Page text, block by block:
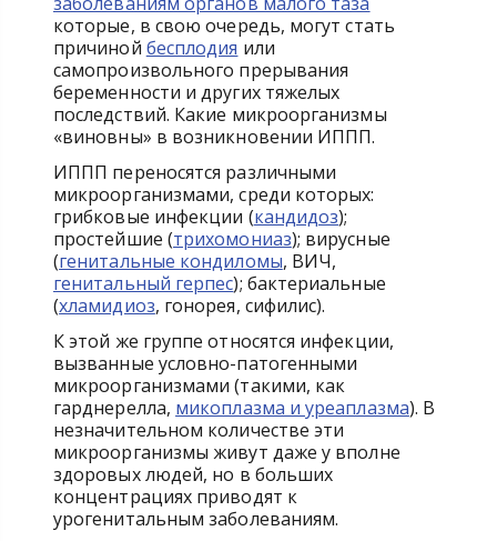
которые, в свою очередь, могут стать
причиной бесплодия или
самопроизвольного прерывания
беременности и других тяжелых
последствий. Какие микроорганизмы
«виновны» в возникновении ИППП.
ИППП переносятся различными
микроорганизмами, среди которых:
грибковые инфекции (кандидоз);
простейшие (трихомониаз); вирусные
(генитальные кондиломы, ВИЧ,
генитальный герпес); бактериальные
(хламидиоз, гонорея, сифилис).
К этой же группе относятся инфекции,
вызванные условно-патогенными
микроорганизмами (такими, как
гарднерелла, микоплазма и уреаплазма). В
незначительном количестве эти
микроорганизмы живут даже у вполне
здоровых людей, но в больших
концентрациях приводят к
урогенитальным заболеваниям.